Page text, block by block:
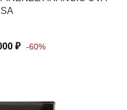
₽ -60%